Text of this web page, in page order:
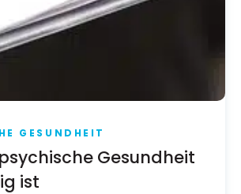
GESUNDHEIT
Gesundheit
ist